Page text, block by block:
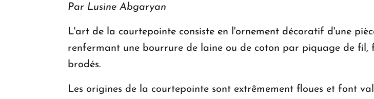
Par Lusine Abgaryan
L'art de la courtepointe consiste en l'ornement décoratif d'une
renfermant une bourrure de laine ou de coton par piquage de fil,
brodés.
Les origines de la courtepointe sont extrêmement floues et font